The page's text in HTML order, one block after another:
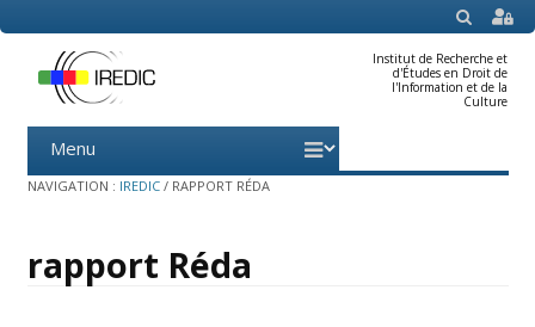
SEARCH
Institut de Recherche et
d'Études en Droit de
l'Information et de la
Culture
Menu
content
NAVIGATION : IREDIC / RAPPORT RÉDA
rapport Réda